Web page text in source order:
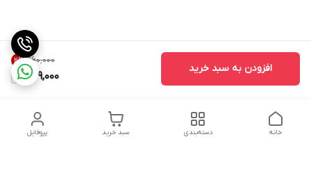
۹۶۰٬۰۰۰ 2%
939,000
افزودن به سبد خرید
پروفایل سبد خرید دسته‌بندی خانه